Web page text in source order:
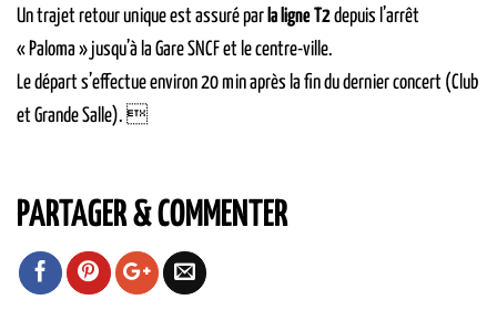
Un trajet retour unique est assuré par la ligne T2depuis l’arrêt
« Paloma » jusqu’à la Gare SNCF et le centre-ville.
Le départ s’effectue environ 20 min après la fin du dernier concert (Club
et Grande Salle). 
PARTAGER & COMMENTER